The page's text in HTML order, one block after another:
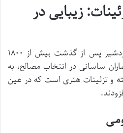
زیبایی در
پایداری شگفت انگیز کاخ اردشیر پس از گذشت بیش از ۱۸۰۰
ساسانی در انتخاب مصالح، به
و تزئینات هنری است که در عین